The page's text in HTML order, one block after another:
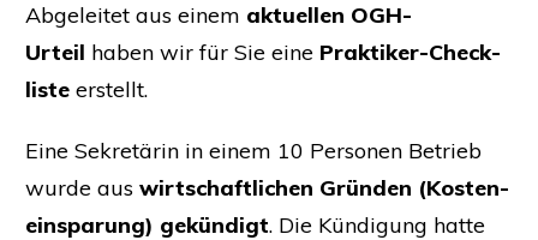
Abge­lei­tet aus einem aktu­el­len OGH-
Urteil haben wir für Sie eine Prak­ti­ker-Check­
lis­te erstellt.
Eine Sekre­tä­rin in einem 10 Per­so­nen Betrieb
wur­de aus wirt­schaft­li­chen Grün­den (Kos­ten­
ein­spa­rung) gekün­digt. Die Kün­di­gung hat­te